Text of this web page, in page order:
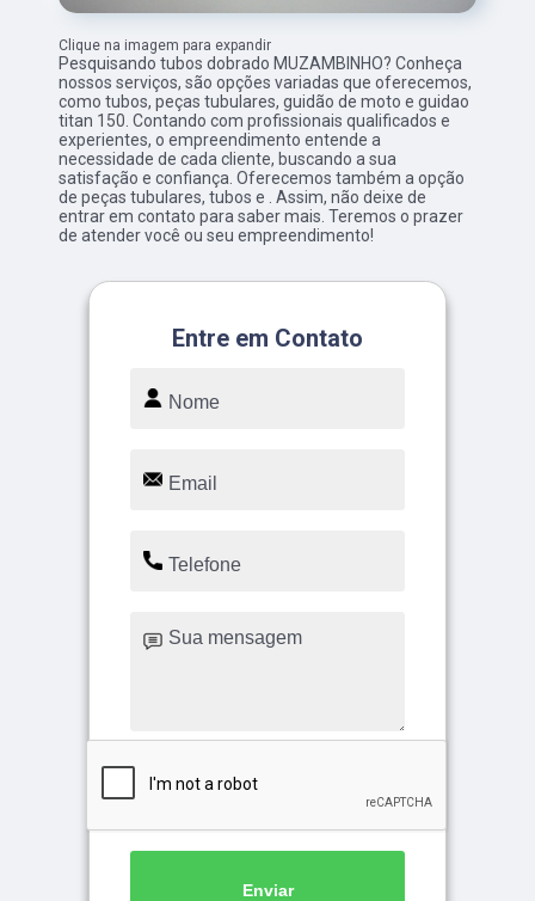
Clique na imagem para expandir
Pesquisando tubos dobrado MUZAMBINHO? Conheça
nossos serviços, são opções variadas que oferecemos,
como tubos, peças tubulares, guidão de moto e guidao
titan 150. Contando com profissionais qualificados e
experientes, o empreendimento entende a
necessidade de cada cliente, buscando a sua
satisfação e confiança. Oferecemos também a opção
de peças tubulares, tubos e . Assim, não deixe de
entrar em contato para saber mais. Teremos o prazer
de atender você ou seu empreendimento!
Entre em Contato
Enviar